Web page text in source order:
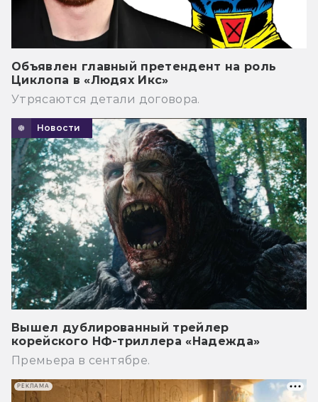
Объявлен главный претендент на роль
Циклопа в «Людях Икс»
Утрясаются детали договора.
Новости
Вышел дублированный трейлер
корейского НФ-триллера «Надежда»
Премьера в сентябре.
РЕКЛАМА